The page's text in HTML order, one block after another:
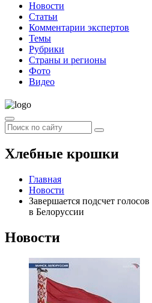
Новости
Статьи
Комментарии экспертов
Темы
Рубрики
Страны и регионы
Фото
Видео
Хлебные крошки
Главная
Новости
Завершается подсчет
в Белоруссии
Новости